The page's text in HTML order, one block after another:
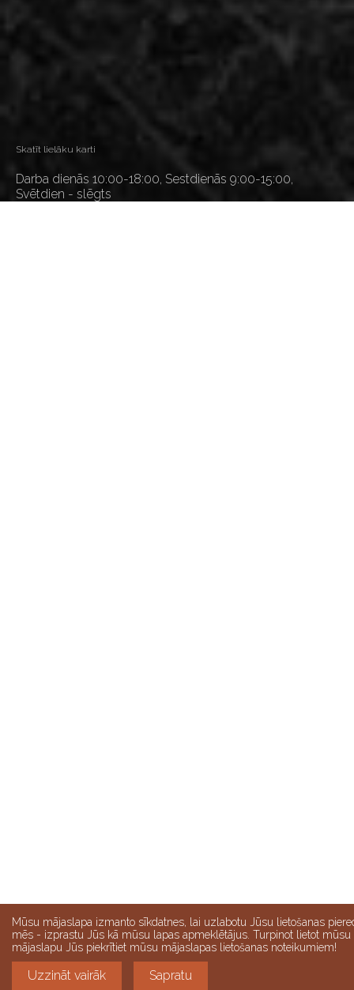
Skatīt lielāku karti
Darba dienās 10:00-18:00, Sestdienās 9:00-15:00,
Svētdien - slēgts
Mūsu mājaslapa izmanto sīkdatnes, lai uzlabotu Jūsu lietošanas
mēs - izprastu Jūs kā mūsu lapas apmeklētājus. Turpinot lietot mūsu
mājaslapu Jūs piekrītiet mūsu mājaslapas lietošanas noteikumiem!
Uzzināt vairāk Sapratu